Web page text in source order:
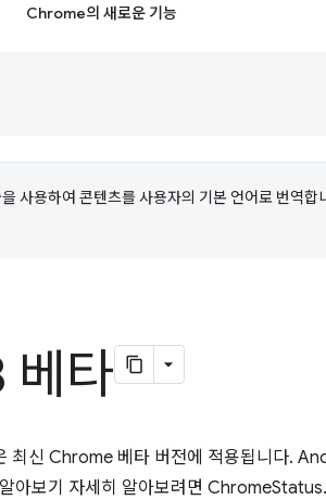
Chrome의 새로운 기능
사용하여 콘텐츠를 사용자의 기본 언어로 번역합
타
최신 Chrome 베타 버전에 적용됩니다.
아보기 자세히 알아보려면